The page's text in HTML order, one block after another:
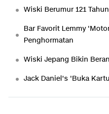
Wiski Berumur 121
Bar Favorit Lemmy
Penghormatan
Wiski Jepang Bikin
Jack Daniel's 'Buka